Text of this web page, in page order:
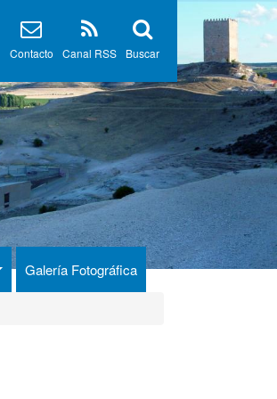
Buscar
Canal RSS
Contacto
Galería Fotográfica